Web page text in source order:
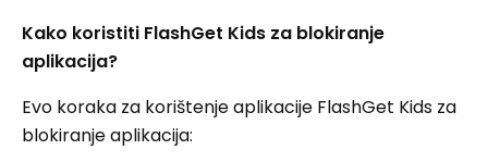
Kako koristiti FlashGet Kids za blokiranje
aplikacija?
Evo koraka za korištenje aplikacije FlashGet Kids za
blokiranje aplikacija: